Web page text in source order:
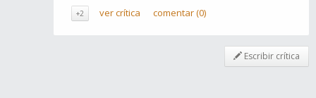
+2 ver crítica comentar (0)
Escribir crítica